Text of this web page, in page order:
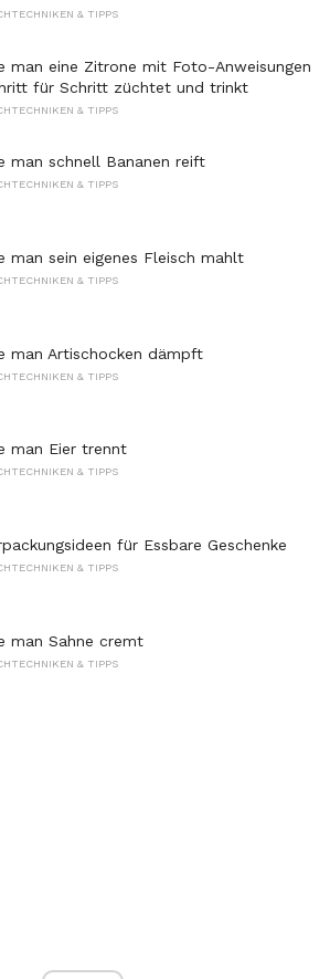
& TIPPS
man eine Zitrone mit Foto-Anweisungen
für Schritt züchtet und trinkt
& TIPPS
man schnell Bananen reift
& TIPPS
man sein eigenes Fleisch mahlt
& TIPPS
man Artischocken dämpft
& TIPPS
man Eier trennt
& TIPPS
für Essbare Geschenke
& TIPPS
man Sahne cremt
& TIPPS